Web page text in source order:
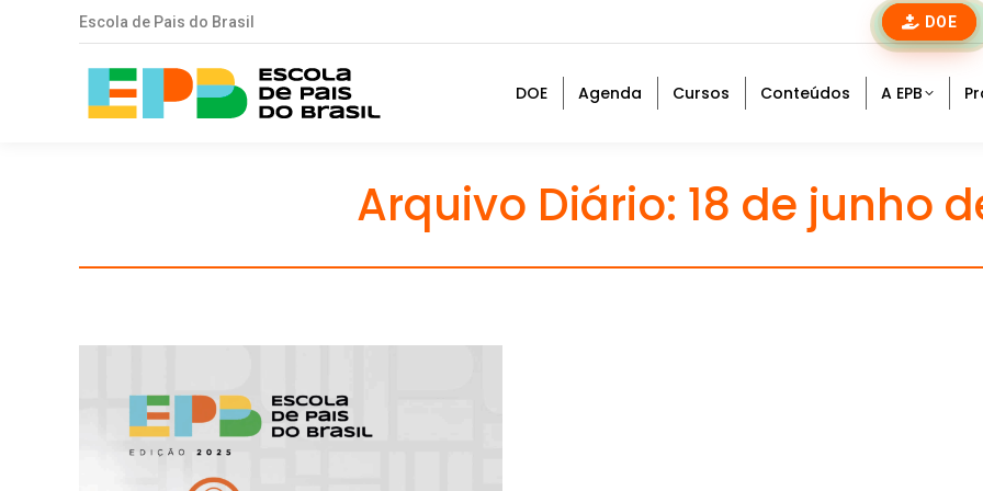
Escola de Pais do Brasil DOE
DOE Agenda Cursos Conteúdos A EPB
Arquivo Diário: 18 de junho